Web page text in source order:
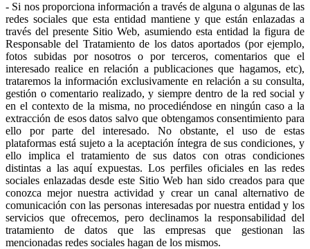
- Si nos proporciona información a través de alguna o algunas de las
redes sociales que esta entidad mantiene y que están enlazadas a
través del presente Sitio Web, asumiendo esta entidad la figura de
Responsable del Tratamiento de los datos aportados (por ejemplo,
fotos subidas por nosotros o por terceros, comentarios que el
interesado realice en relación a publicaciones que hagamos, etc),
trataremos la información exclusivamente en relación a su consulta,
gestión o comentario realizado, y siempre dentro de la red social y
en el contexto de la misma, no procediéndose en ningún caso a la
extracción de esos datos salvo que obtengamos consentimiento para
ello por parte del interesado. No obstante, el uso de estas
plataformas está sujeto a la aceptación íntegra de sus condiciones, y
ello implica el tratamiento de sus datos con otras condiciones
distintas a las aquí expuestas. Los perfiles oficiales en las redes
sociales enlazadas desde este Sitio Web han sido creados para que
conozca mejor nuestra actividad y crear un canal alternativo de
comunicación con las personas interesadas por nuestra entidad y los
servicios que ofrecemos, pero declinamos la responsabilidad del
tratamiento de datos que las empresas que gestionan las
mencionadas redes sociales hagan de los mismos.